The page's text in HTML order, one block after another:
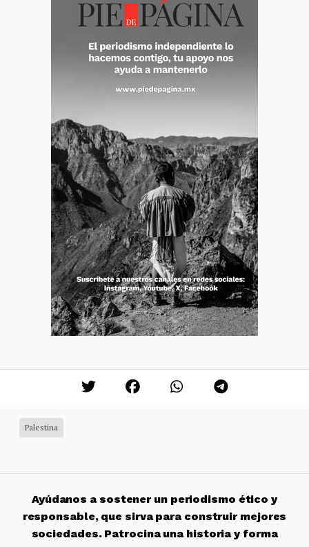
Palestina
Ayúdanos a sostener un periodismo ético y
responsable, que sirva para construir mejores
sociedades. Patrocina una historia y forma